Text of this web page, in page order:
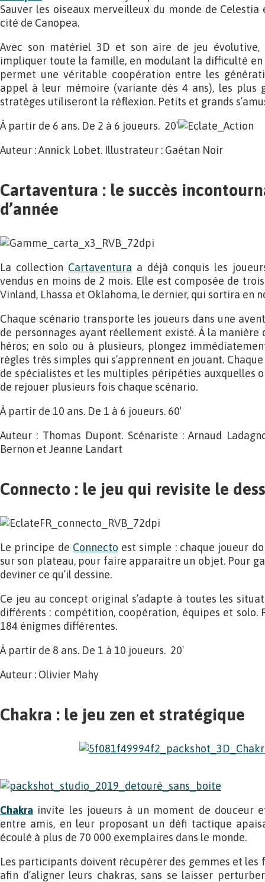
Sauver les oiseaux merveilleux du monde de
cité de Canopea.
Avec son matériel 3D et son aire de jeu évolutive,
impliquer toute la famille, en modulant la difficulté en
permet une véritable coopération entre les
appel à leur mémoire (variante dès 4 ans), les plus
stratèges utiliseront la réflexion. Petits et grands
À partir de 6 ans. De 2 à 6 joueurs. 20′
Auteur : Annick Lobet. Illustrateur : Gaétan Noir
Cartaventura : le succès
d’année
La collection Cartaventura a déjà conquis les
vendus en moins de 2 mois. Elle est composée de
Vinland, Lhassa et Oklahoma, le dernier, qui sortira en
Chaque scénario transporte les joueurs dans une
de personnages ayant réellement existé. À la manière
héros; en solo ou à plusieurs, plongez
règles très simples qui s’apprennent en jouant.
de spécialistes et les multiples péripéties auxquelles
de rejouer plusieurs fois chaque scénario.
À partir de 10 ans. De 1 à 6 joueurs. 60′
Auteur : Thomas Dupont. Scénariste : Arnaud
Bernon et Jeanne Landart
Connecto : le jeu qui revisite le
Le principe de Connecto est simple : chaque joueur
sur son plateau, pour faire apparaitre un objet. Pour
deviner ce qu’il dessine.
Ce jeu au concept original s’adapte à toutes les
différents : compétition, coopération, équipes et
184 énigmes différentes.
À partir de 8 ans. De 1 à 10 joueurs. 20′
Auteur : Olivier Mahy
Chakra : le jeu zen et stratégique
Chakra invite les joueurs à un moment de douceur
entre amis, en leur proposant un défi tactique
écoulé à plus de 70 000 exemplaires dans le monde.
Les participants doivent récupérer des gemmes et
afin d’aligner leurs chakras, sans se laisser